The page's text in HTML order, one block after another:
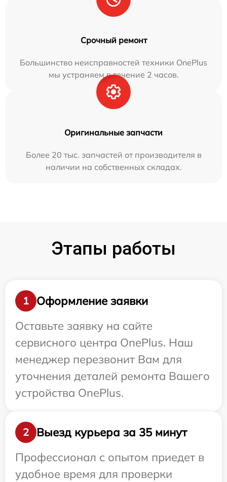
Срочный ремонт
Большинство неисправностей техники OnePlus
мы устраняем в течение 2 часов.
Оригинальные запчасти
Более 20 тыс. запчастей от производителя в
наличии на собственных складах.
Этапы работы
1
Оформление заявки
Оставьте заявку на сайте
сервисного центра OnePlus. Наш
менеджер перезвонит Вам для
уточнения деталей ремонта Вашего
устройства OnePlus.
2
Выезд курьера за 35 минут
Профессионал с опытом приедет в
удобное время для проверки